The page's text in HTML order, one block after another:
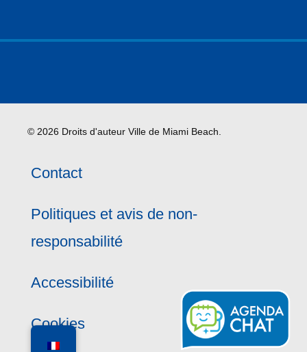
© 2026 Droits d'auteur Ville de Miami Beach.
Contact
Politiques et avis de non-
responsabilité
Accessibilité
Cookies